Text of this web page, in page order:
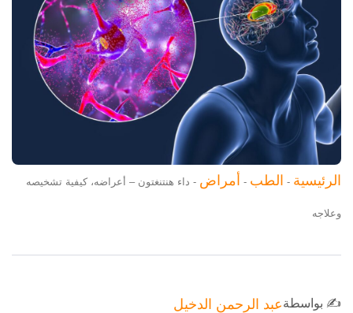
الرئيسية - الطب - أمراض - داء هنتنغتون – أعراضه، كيفية تشخيصه
وعلاجه
✍️ بواسطةعبد الرحمن الدخيل